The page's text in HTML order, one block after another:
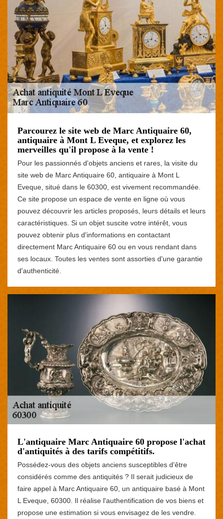
Parcourez le site web de Marc Antiquaire 60,
antiquaire à Mont L Eveque, et explorez les
merveilles qu'il propose à la vente !
Pour les passionnés d'objets anciens et rares, la visite du
site web de Marc Antiquaire 60, antiquaire à Mont L
Eveque, situé dans le 60300, est vivement recommandée.
Ce site propose un espace de vente en ligne où vous
pouvez découvrir les articles proposés, leurs détails et leurs
caractéristiques. Si un objet suscite votre intérêt, vous
pouvez obtenir plus d'informations en contactant
directement Marc Antiquaire 60 ou en vous rendant dans
ses locaux. Toutes les ventes sont assorties d'une garantie
d'authenticité.
L'antiquaire Marc Antiquaire 60 propose l'achat
d'antiquités à des tarifs compétitifs.
Possédez-vous des objets anciens susceptibles d'être
considérés comme des antiquités ? Il serait judicieux de
faire appel à Marc Antiquaire 60, un antiquaire basé à Mont
L Eveque, 60300. Il réalise l'authentification de vos biens et
propose une estimation si vous envisagez de les vendre.